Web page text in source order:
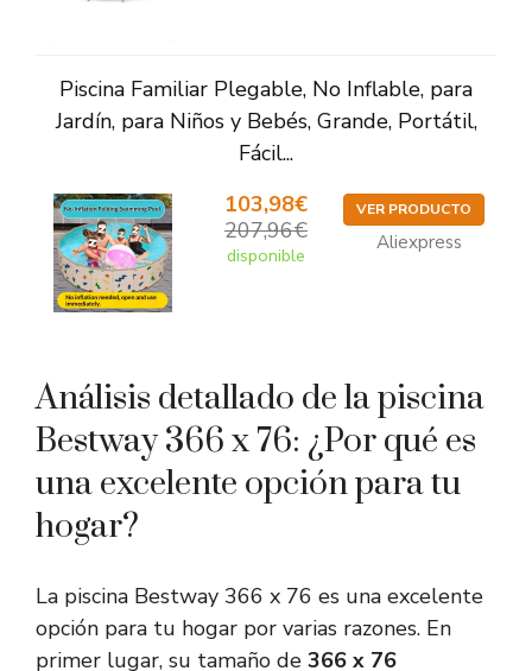
Piscina Familiar Plegable, No Inflable, para
Jardín, para Niños y Bebés, Grande, Portátil,
Fácil...
103,98€
207,96€
disponible
VER PRODUCTO
Aliexpress
Análisis detallado de la piscina
Bestway 366 x 76: ¿Por qué es
una excelente opción para tu
hogar?
La piscina Bestway 366 x 76 es una excelente
opción para tu hogar por varias razones. En
primer lugar, su tamaño de 366 x 76